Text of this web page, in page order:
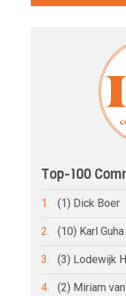
Top-100
1. (1) Dick Boer
2. (10) Karl Guha
3. (3) Lodewijk
4. (2) Miriam